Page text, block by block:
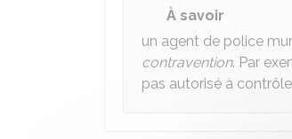
À savoir
un agent de police
contravention. Par
pas autorisé à